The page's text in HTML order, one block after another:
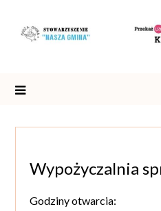
content
Wypożyczalnia
Godziny otwarcia: